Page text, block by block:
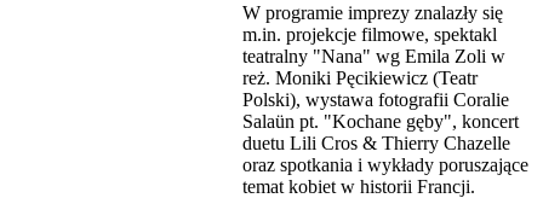
W programie imprezy znalazły się
m.in. projekcje filmowe, spektakl
teatralny "Nana" wg Emila Zoli w
reż. Moniki Pęcikiewicz (Teatr
Polski), wystawa fotografii Coralie
Salaün pt. "Kochane gęby", koncert
duetu Lili Cros & Thierry Chazelle
oraz spotkania i wykłady poruszające
temat kobiet w historii Francji.